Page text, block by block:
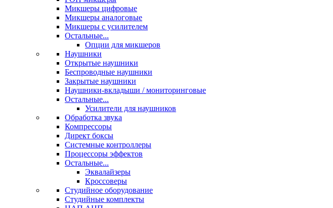
Микшеры цифровые
Микшеры аналоговые
Микшеры с усилителем
Остальные...
Опции для микшеров
Наушники
Открытые наушники
Беспроводные наушники
Закрытые наушники
Наушники-вкладыши / мониторинговые
Остальные...
Усилители для наушников
Обработка звука
Компрессоры
Директ боксы
Системные контроллеры
Процессоры эффектов
Остальные...
Эквалайзеры
Кроссоверы
Студийное оборудование
Студийные комплекты